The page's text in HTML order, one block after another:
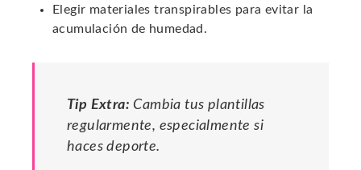
Elegir materiales transpirables para evitar la
acumulación de humedad.
Tip Extra: Cambia tus plantillas
regularmente, especialmente si
haces deporte.